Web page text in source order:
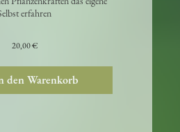
Pflanzenkräften das eigene
erfahren
20,00 €
den Warenkorb